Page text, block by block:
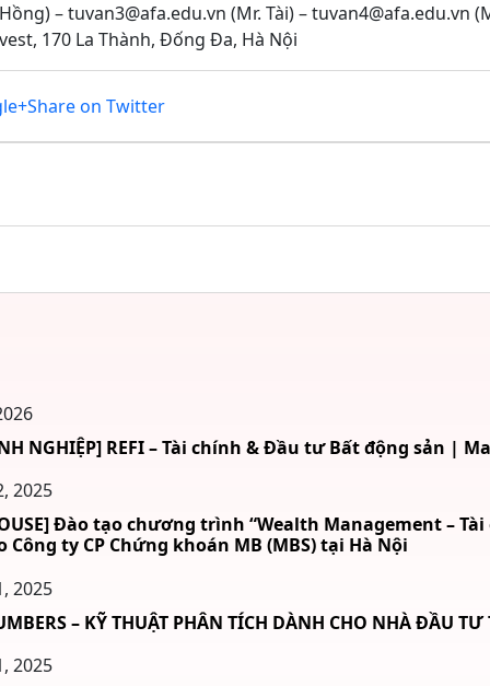
– tuvan3@afa.edu.vn (Mr. Tài) – tuvan4@afa.edu.vn
170 La Thành, Đống Đa, Hà Nội
Share on Twitter
NGHIỆP] REFI – Tài chính & Đầu tư Bất động sản |
2025
Đào tạo chương trình “Wealth Management –
Công ty CP Chứng khoán MB (MBS) tại Hà Nội
2025
– KỸ THUẬT PHÂN TÍCH DÀNH CHO NHÀ ĐẦU
2025